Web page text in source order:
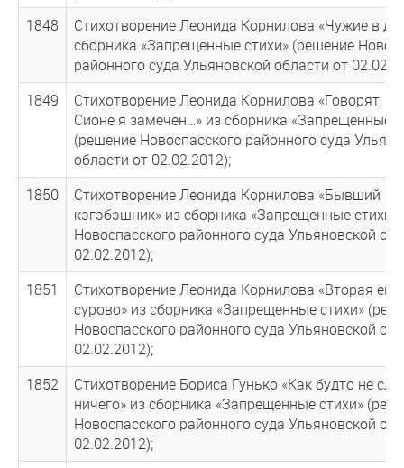
1848
Стихотворение Леонида Корнилова «Чужие в
сборника «Запрещенные стихи» (решение
районного суда Ульяновской области от
1849
Стихотворение Леонида Корнилова «Говорят,
Сионе я замечен…» из сборника «Запрещенные
(решение Новоспасского районного суда
области от 02.02.2012);
1850
Стихотворение Леонида Корнилова «Бывший
кэгэбэшник» из сборника «Запрещенные
Новоспасского районного суда Ульяновской
02.02.2012);
1851
Стихотворение Леонида Корнилова «Вторая
сурово» из сборника «Запрещенные стихи»
Новоспасского районного суда Ульяновской
02.02.2012);
1852
Стихотворение Бориса Гунько «Как будто не
ничего» из сборника «Запрещенные стихи»
Новоспасского районного суда Ульяновской
02.02.2012);